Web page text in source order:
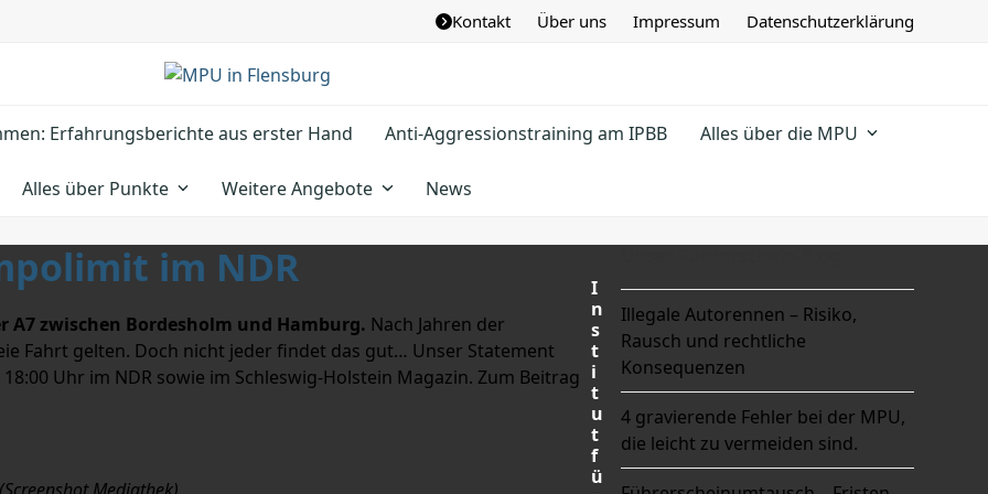
Kontakt Über uns Impressum Datenschutzerklärung
Erfahrungsberichte aus erster Hand Anti-Aggressionstraining am IPBB Alles über die MPU
Alles über Punkte Weitere Angebote News
im NDR
A7 zwischen Bordesholm und Hamburg. Nach Jahren der
Fahrt gelten. Doch nicht jeder findet das gut… Unser Statement
Uhr im NDR sowie im Schleswig-Holstein Magazin. Zum Beitrag
Illegale Autorennen – Risiko,
Rausch und rechtliche
Konsequenzen
4 gravierende Fehler bei der MPU,
die leicht zu vermeiden sind.
I
n
s
t
i
t
u
t
f
ü